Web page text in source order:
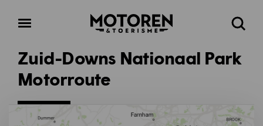
Open
Homepage Zoeken
Zuid-Downs Nationaal Park
Motorroute